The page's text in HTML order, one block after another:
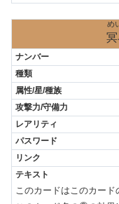
め
このカードはこのカー